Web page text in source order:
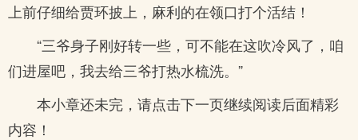
上前仔细给贾环披上，麻利的在领口打个活结！
“三爷身子刚好转一些，可不能在这吹冷风了，咱
们进屋吧，我去给三爷打热水梳洗。”
本小章还未完，请点击下一页继续阅读后面精彩
内容！